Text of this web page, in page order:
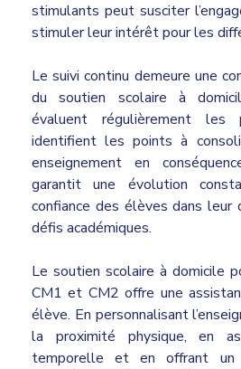
stimulants peut susciter
stimuler leur intérêt pour les
Le suivi continu demeure une
du soutien scolaire à
évaluent régulièrement les
identifient les points à
enseignement en
garantit une évolution
confiance des élèves dans leur
défis académiques.
Le soutien scolaire à domicile
CM1 et CM2 offre une
élève. En personnalisant
la proximité physique, en
temporelle et en offrant un